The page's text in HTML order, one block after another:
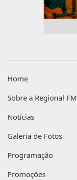
Home
Sobre a Regional FM
Notícias
Galeria de Fotos
Programação
Promoções